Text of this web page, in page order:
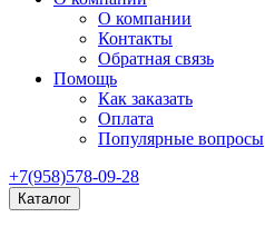
О компании
Контакты
Обратная связь
Помощь
Как заказать
Оплата
Популярные вопросы
+7(958)578-09-28
Каталог